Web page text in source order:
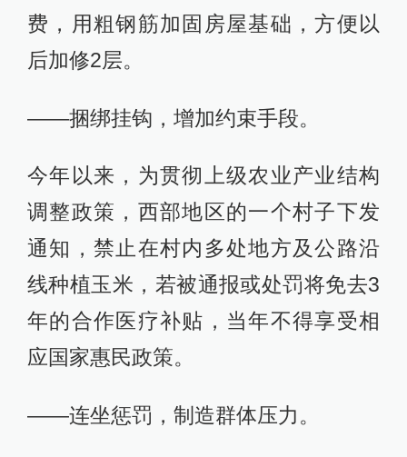
费，用粗钢筋加固房屋基础，方便以
后加修2层。
——捆绑挂钩，增加约束手段。
今年以来，为贯彻上级农业产业结构
调整政策，西部地区的一个村子下发
通知，禁止在村内多处地方及公路沿
线种植玉米，若被通报或处罚将免去3
年的合作医疗补贴，当年不得享受相
应国家惠民政策。
——连坐惩罚，制造群体压力。